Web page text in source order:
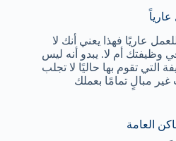
عاريًا فهذا يعني أنك لا
وظيفتك أم لا. يبدو أنه ليس
التي تقوم بها حاليًا لا تجلب
مبالٍ تمامًا بعملك
العامة